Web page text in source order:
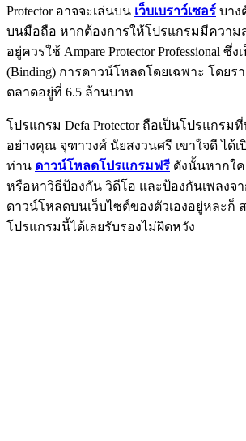
Protector อาจจะเล่นบน เว็บเบราว์เซอร์ บาง
บนมือถือ หากต้องการให้โปรแกรมมีความ
อยู่ควรใช้ Ampare Protector Professional ซึ่
(Binding) การดาวน์โหลดโดยเฉพาะ โดยร
ตลาดอยู่ที่ 6.5 ล้านบาท
โปรแกรม Defa Protector ถือเป็นโปรแกร
อย่างคุณ จุฑาวงศ์ นัยสงวนศรี เขาใจดี ได้เ
ท่าน ดาวน์โหลดโปรแกรมฟรี ดังนั้นหากใ
หรือหาวิธีป้องกัน วิดีโอ และป้องกันเพลงจ
ดาวน์โหลดบนเว็บไซต์ของตัวเองอยู่หละก็
โปรแกรมนี้ได้เลยรับรองไม่ผิดหวัง